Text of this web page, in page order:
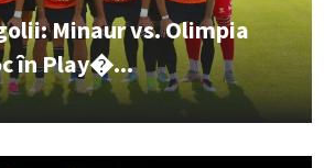
Minaur vs. Olimpia
în Play�...